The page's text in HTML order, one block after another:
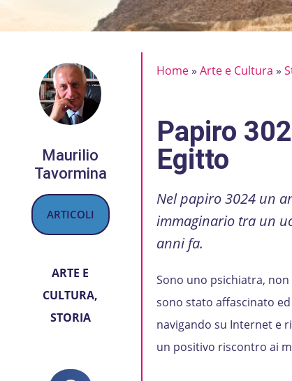
Maurilio
Tavormina
ARTICOLI
ARTE E
CULTURA,
STORIA
Home» Arte e Cultura »
Papiro
Egitto
Nel papiro 3024 un
immaginario tra un
anni fa.
Sono uno psichiatra,
sono stato affascinato
navigando su Internet e
un positivo riscontro ai